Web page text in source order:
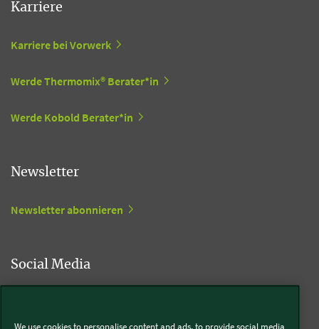
Karriere
Karriere bei Vorwerk
Werde Thermomix® Berater*in
Werde Kobold Berater*in
Newsletter
Newsletter abonnieren
Social Media
We use cookies to personalise content and ads, to provide social media